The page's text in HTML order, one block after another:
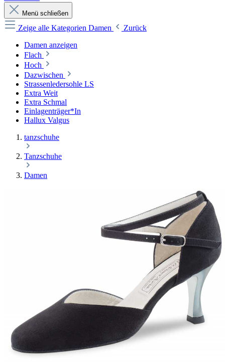
Menü schließen
Zeige alle Kategorien Damen
Zurück
Damen anzeigen
Flach
Hoch
Dazwischen
Strassenledersohle LS
Extra Weit
Extra Schmal
Einlagenträger*In
Hallux Valgus
tanzschuhe
Tanzschuhe
Damen